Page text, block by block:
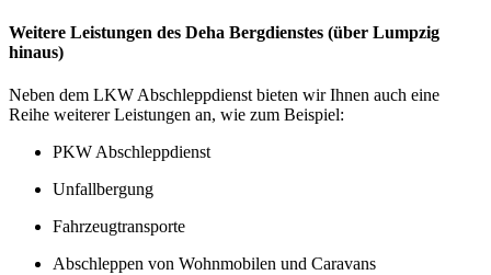
Weitere Leistungen des Deha Bergdienstes (über Lumpzig
hinaus)
Neben dem LKW Abschleppdienst bieten wir Ihnen auch eine
Reihe weiterer Leistungen an, wie zum Beispiel:
PKW Abschleppdienst
Unfallbergung
Fahrzeugtransporte
Abschleppen von Wohnmobilen und Caravans